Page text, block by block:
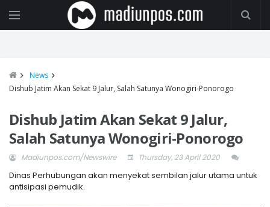
News
Dishub Jatim Akan Sekat 9 Jalur, Salah Satunya Wonogiri-Ponorogo
Dishub Jatim Akan Sekat 9 Jalur,
Salah Satunya Wonogiri-Ponorogo
Madiunpos.com/Newswire Thursday, 23 April 2020
Dinas Perhubungan akan menyekat sembilan jalur utama untuk
antisipasi pemudik.